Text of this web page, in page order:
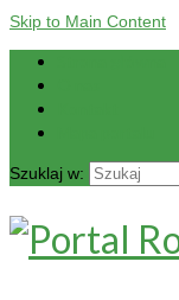
Skip to Main Content
Szuklaj w: